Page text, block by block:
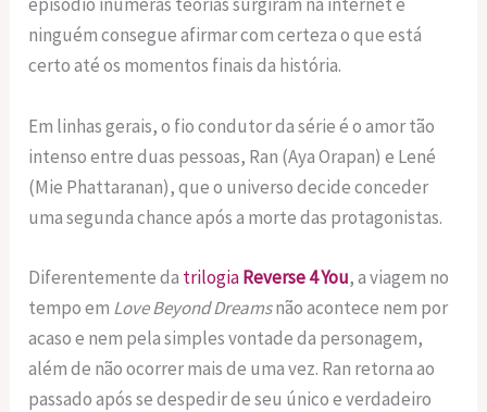
ninguém consegue afirmar com certeza o que está
certo até os momentos finais da história.
Em linhas gerais, o fio condutor da série é o amor tão
intenso entre duas pessoas, Ran (Aya Orapan) e Lené
(Mie Phattaranan), que o universo decide conceder
uma segunda chance após a morte das protagonistas.
Diferentemente da trilogiaReverse 4 You, a viagem no
tempo em Love Beyond Dreamsnão acontece nem por
acaso e nem pela simples vontade da personagem,
além de não ocorrer mais de uma vez. Ran retorna ao
passado após se despedir de seu único e verdadeiro